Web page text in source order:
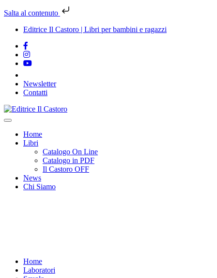
Salta al contenuto
Editrice Il Castoro | Libri per bambini e ragazzi
Newsletter
Contatti
Vai
al
Home
Libri
Catalogo On Line
Catalogo in PDF
Il Castoro OFF
News
Chi Siamo
Home
Laboratori